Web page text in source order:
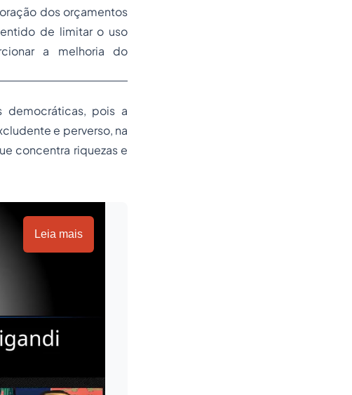
dos orçamentos
de limitar o uso
a melhoria do
democráticas, pois a
e perverso, na
concentra riquezas e
Leia mais